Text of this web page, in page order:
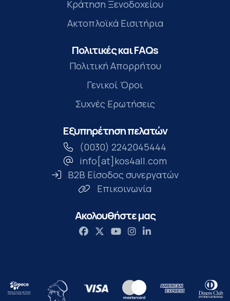
Κράτηση Ξενοδοχείου
Ακτοπλοϊκά Εισιτήρια
Πολιτικές και FAQs
Πολιτική Απορρήτου
Γενικοί Όροι
Συχνές Ερωτήσεις
Εξυπηρέτηση πελατών
(0030) 2242045444
info[at]kos4all.com
B2B Είσοδος συνεργατών
Επικοινωνία
Ακολουθήστε μας